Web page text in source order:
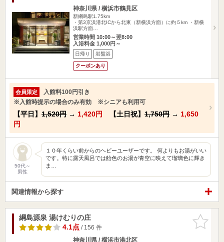
神奈川県 / 横浜市鶴見区
新綱島駅1.75km
・第3京浜港北ICから北東（新横浜方面）に約５km ・新横
浜駅方面…
営業時間 10:00～翌8:00
入浴料金 1,000円～
日帰り 岩盤浴
クーポンあり
会員限定
入館料100円引き
※入館時提示の場合のみ有効 ※シニアも利用可
【平日】 1,520円 → 1,420円 【土日祝】 1,750円 → 1,650
円
50代～
男性
１０年くらい前からのヘビーユーザーです。 何よりもお湯がいい
です。特に露天風呂では飴色のお湯が青空に映えて瑠璃色に輝き
ま…
関連情報から探す
お気に入
りに追加
綱島源泉 湯けむりの庄
4.1点/ 156 件
神奈川県 / 横浜市港北区